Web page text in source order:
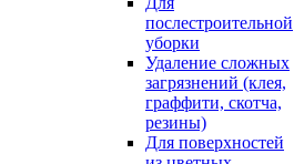
послестроительной
уборки
Удаление сложных
загрязнений (клея,
граффити, скотча,
резины)
Для поверхностей